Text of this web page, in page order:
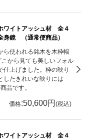
イトアッシュ材 全４
鏡 （通常便商品）
ら使われる銘木を木枠幅
から見ても美しいフォル
仕上げました。枠の映り
したきれいな映りには
品です。
価格:50,600円 (税込)
イトアッシュ材 全４